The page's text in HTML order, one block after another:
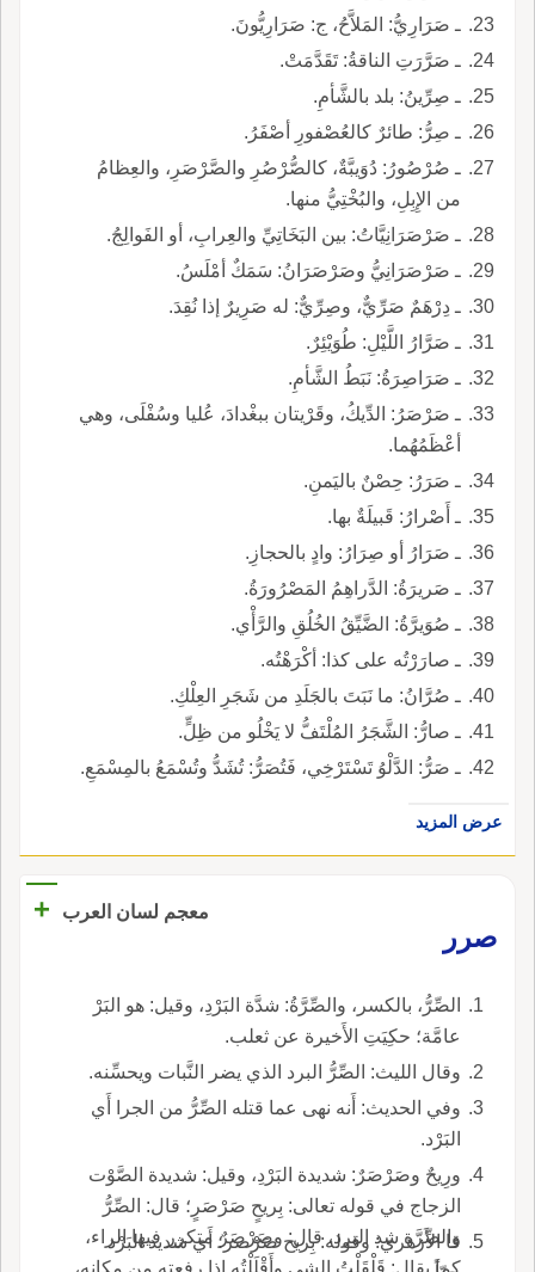
ـ صَرَارِيُّ: المَلاَّحُ، ج: صَرَارِيُّونَ.
ـ صَرَّرَتِ الناقةُ: تَقَدَّمَتْ.
ـ صِرِّينُ: بلد بالشَّأمِ.
ـ صِرُّ: طائرٌ كالعُصْفورِ أصْفَرُ.
ـ صُرْصُورُ: دُوَيبَّةٌ، كالصُّرْصُرِ والصَّرْصَرِ، والعِظامُ
من الإِبِلِ، والبُخْتِيُّ منها.
ـ صَرْصَرَانِيَّاتُ: بين البَخَاتِيِّ والعِرابِ، أو الفَوالِجُ.
ـ صَرْصَرَانِيُّ وصَرْصَرَانُ: سَمَكٌ أمْلَسُ.
ـ دِرْهَمٌ صَرِّيٌّ، وصِرِّيٌّ: له صَرِيرٌ إذا نُقِدَ.
ـ صَرَّارُ اللَّيْلِ: طُوَيْئِرٌ.
ـ صَرَاصِرَةُ: نَبَطُ الشَّأمِ.
ـ صَرْصَرُ: الدِّيكُ، وقَرْيتان ببغْدادَ، عُليا وسُفْلَى، وهي
أعْظَمُهُما.
ـ صَرَرُ: حِصْنٌ باليَمنِ.
ـ أَصْرارُ: قَبيلَةٌ بها.
ـ صَرَارُ أو صِرَارُ: وادٍ بالحجازِ.
ـ صَريرَةُ: الدَّراهِمُ المَصْرُورَةُ.
ـ صُوَيرَّةُ: الضَّيِّقُ الخُلُقِ والرَّأْي.
ـ صارَرْتُه على كذا: أكْرَهْتُه.
ـ صُرَّانُ: ما نَبَتَ بالجَلَدِ من شَجَرِ العِلْكِ.
ـ صارُّ: الشَّجَرُ المُلْتَفُّ لا يَخْلُو من ظِلٍّ.
ـ صَرُّ: الدَّلْوُ تَسْتَرْخِي، فَتُصَرُّ: تُشَدُّ وتُسْمَعُ بالمِسْمَعِ.
عرض المزيد
معجم لسان العرب
+
صرر
الصِّرُّ، بالكسر، والصِّرَّةُ: شدَّة البَرْدِ، وقيل: هو البَرْ
عامَّة؛ حكِيَتِ الأَخيرة عن ثعلب.
وقال الليث: الصِّرُّ البرد الذي يضر النَّبات ويحسِّنه.
وفي الحديث: أَنه نهى عما قتله الصِّرُّ من الجرا أَي
البَرْد.
ورِيحٌ وصَرْصَرٌ: شديدة البَرْدِ، وقيل: شديدة الصَّوْت
الزجاج في قوله تعالى: بِريحٍ صَرْصَرٍ؛ قال: الصِّرُّ
والصِّرَّة شد البرد، قال: وصَرْصَرٌ متكرر فيها الراء،
كما يقال: قَلْقَلْتُ الشي وأَقْلَلْتُه إِذا رفعته من مكانه،
قا الأَزهري: وقوله: بِريح صَرْصر؛ أَي شديد البَرْد